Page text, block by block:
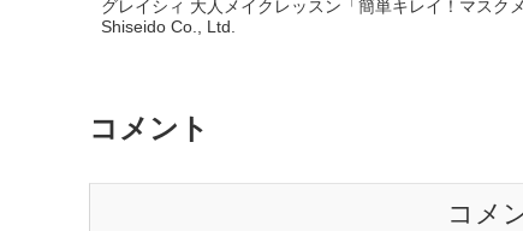
グレイシィ 大人メイクレッスン「簡単キレイ！マスク
Shiseido Co., Ltd.
コメント
コメ